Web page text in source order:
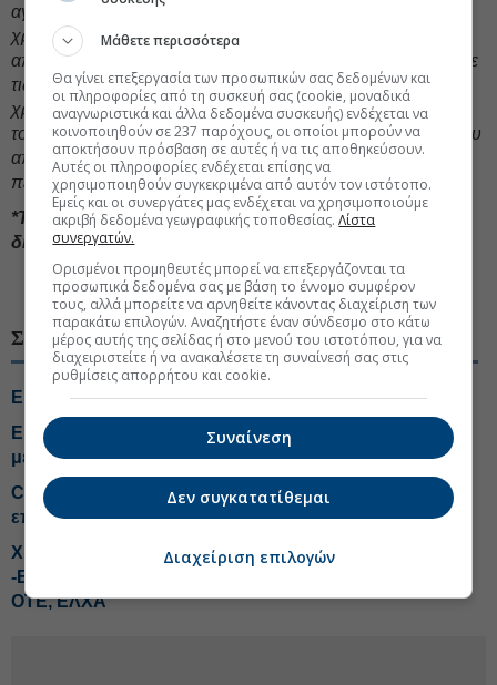
αγοράς, διατηρήσαμε μια πειθαρχημένη προσέγγιση στη
χρηματοοικονομική διαχείριση, διαχειριστήκαμε
αποτελεσματικά τον καθαρό δανεισμό και βελτιστοποιήσαμε
τις ανάγκες κεφαλαίου κίνησης. Αυτή η συνετή
χρηματοοικονομική διαχείριση ενισχύει την ανθεκτικότητα
του Κλάδου και διαφυλάσσει την επιχειρησιακή ευελιξία που
απαιτείται για την προσαρμογή σε ένα μεταβαλλόμενο
περιβάλλον αγοράς.
*Τα αναλυτικά αποτελέσματα τριμήνου της ElvalHalcor,
δημοσιεύονται στη δεξιά στήλη "Συνοδευτικό Υλικό".
#Αποτελέσματα εισηγμένων #ΕΛΒΑΛΧΑΛΚΟΡ
ΣΧΕΤΙΚΑ ΘΕΜΑΤΑ
ElvalHalcor: Πότε θα αποδώσουν οι νέες επενδύσεις
ElvalHalcor: Ξεκινά πρόγραμμα επαναγοράς ιδίων
μετοχών
CrediaBank: Ρεκόρ σε εκταμιεύσεις και
επαναλαμβανόμενα κέρδη προ προβλέψεων
Χρυσός: Ο πυρετός των τραπεζών και οι... αποστάτες
-Εξάρχου: Το MAGA έγινε… MAΕGA -Tips για Titan,
OTE, ΕΛΧΑ
Μάθετε περισσότερα
Θα γίνει επεξεργασία των προσωπικών σας δεδομένων και
οι πληροφορίες από τη συσκευή σας (cookie, μοναδικά
αναγνωριστικά και άλλα δεδομένα συσκευής) ενδέχεται να
κοινοποιηθούν σε 237 παρόχους, οι οποίοι μπορούν να
αποκτήσουν πρόσβαση σε αυτές ή να τις αποθηκεύσουν.
Αυτές οι πληροφορίες ενδέχεται επίσης να
χρησιμοποιηθούν συγκεκριμένα από αυτόν τον ιστότοπο.
Εμείς και οι συνεργάτες μας ενδέχεται να χρησιμοποιούμε
ακριβή δεδομένα γεωγραφικής τοποθεσίας.Λίστα
συνεργατών.
Ορισμένοι προμηθευτές μπορεί να επεξεργάζονται τα
προσωπικά δεδομένα σας με βάση το έννομο συμφέρον
τους, αλλά μπορείτε να αρνηθείτε κάνοντας διαχείριση των
παρακάτω επιλογών. Αναζητήστε έναν σύνδεσμο στο κάτω
μέρος αυτής της σελίδας ή στο μενού του ιστοτόπου, για να
διαχειριστείτε ή να ανακαλέσετε τη συναίνεσή σας στις
ρυθμίσεις απορρήτου και cookie.
Συναίνεση
Δεν συγκατατίθεμαι
Διαχείριση επιλογών